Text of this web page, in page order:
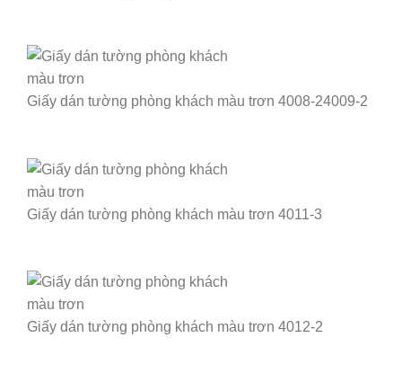
Giấy dán tường phòng khách màu trơn 4008-24009-2
Giấy dán tường phòng khách màu trơn 4011-3
Giấy dán tường phòng khách màu trơn 4012-2